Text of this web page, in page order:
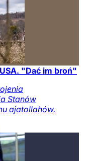
"Dać im broń"
Stanów
ajatollahów.